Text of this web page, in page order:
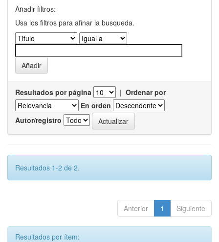
Añadir filtros:
Usa los filtros para afinar la busqueda.
Resultados por página | Ordenar por
En orden
Autor/registro
Resultados 1-2 de 2.
Anterior 1 Siguiente
Resultados por ítem: